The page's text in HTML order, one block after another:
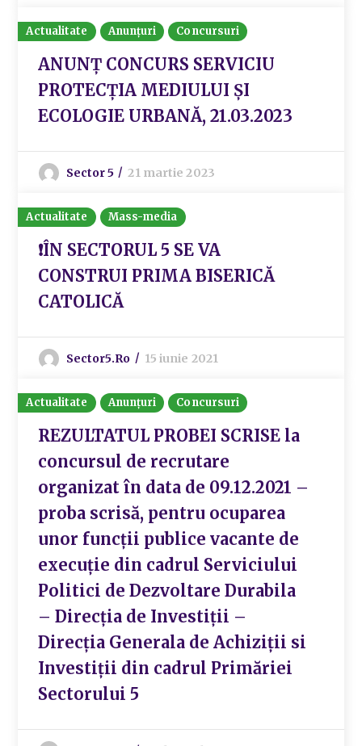
Actualitate Anunțuri Concursuri
ANUNȚ CONCURS SERVICIU
PROTECȚIA MEDIULUI ȘI
ECOLOGIE URBANĂ, 21.03.2023
Sector 5 21 martie 2023
Actualitate Mass-media
❗ÎN SECTORUL 5 SE VA
CONSTRUI PRIMA BISERICĂ
CATOLICĂ
Sector5.ro 15 iunie 2021
Actualitate Anunțuri Concursuri
REZULTATUL PROBEI SCRISE la
concursul de recrutare
organizat în data de 09.12.2021 –
proba scrisă, pentru ocuparea
unor funcții publice vacante de
execuție din cadrul Serviciului
Politici de Dezvoltare Durabila
– Direcția de Investiții –
Direcția Generala de Achiziții si
Investiții din cadrul Primăriei
Sectorului 5